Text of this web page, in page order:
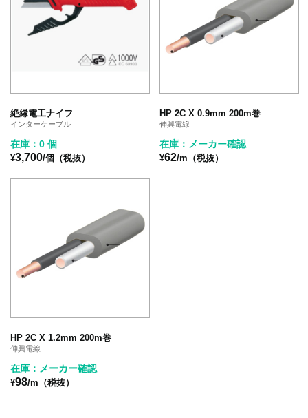
絶縁電工ナイフ
インターケーブル
在庫：0 個
¥3,700/個（税抜）
HP 2C X 0.9mm 200m巻
伸興電線
在庫：メーカー確認
¥62/m（税抜）
HP 2C X 1.2mm 200m巻
伸興電線
在庫：メーカー確認
¥98/m（税抜）